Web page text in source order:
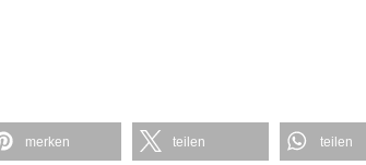
merken teilen teilen